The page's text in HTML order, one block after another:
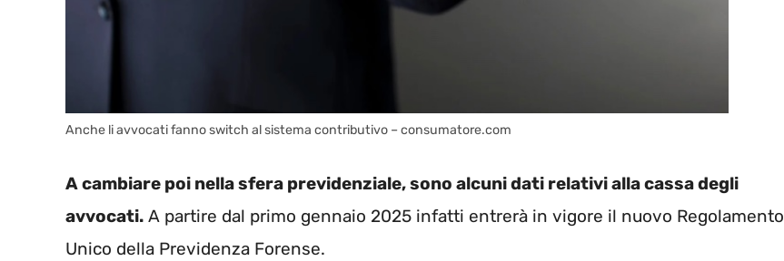
Anche li avvocati fanno switch al sistema contributivo – consumatore.com
A cambiare poi nella sfera previdenziale, sono alcuni dati relativi alla cassa degli
avvocati. A partire dal primo gennaio 2025 infatti entrerà in vigore il nuovo Regolamento
Unico della Previdenza Forense.